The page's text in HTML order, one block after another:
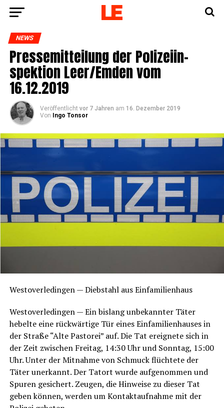
NEWS
Pres­se­mit­tei­lung der Poli­zei­in­
spek­ti­on Leer/Emden vom
16.12.2019
Veröffentlicht vor 7 Jahren am 16. Dezember 2019
Von
Ingo Tonsor
Wes­t­ov­er­le­din­gen — Dieb­stahl aus Einfamilienhaus
Wes­t­ov­er­le­din­gen — Ein bis­lang unbe­kann­ter Täter
hebel­te eine rück­wär­ti­ge Tür eines Ein­fa­mi­li­en­hau­ses in
der Stra­ße “Alte Pas­to­rei” auf. Die Tat ereig­ne­te sich in
der Zeit zwi­schen Frei­tag, 14:30 Uhr und Sonn­tag, 15:00
Uhr. Unter der Mit­nah­me von Schmuck flüch­te­te der
Täter uner­kannt. Der Tat­ort wur­de auf­ge­nom­men und
Spu­ren gesi­chert. Zeu­gen, die Hin­wei­se zu die­ser Tat
geben kön­nen, wer­den um Kon­takt­auf­nah­me mit der